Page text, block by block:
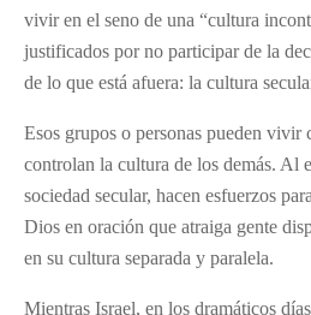
vivir en el seno de una “cultura
justificados por no participar de la
de lo que está afuera: la cultura
Esos grupos o personas pueden vivir
controlan la cultura de los demás. Al
sociedad secular, hacen esfuerzos
Dios en oración que atraiga gente
en su cultura separada y paralela.
Mientras Israel, en los dramáticos